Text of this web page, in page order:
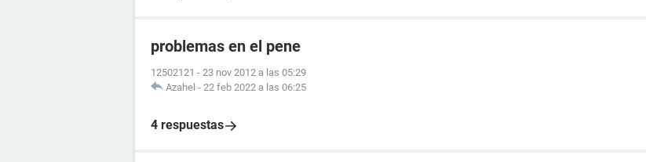
problemas en el pene
12502121 - 23 nov 2012 a las 05:29
Azahel - 22 feb 2022 a las 06:25
4 respuestas